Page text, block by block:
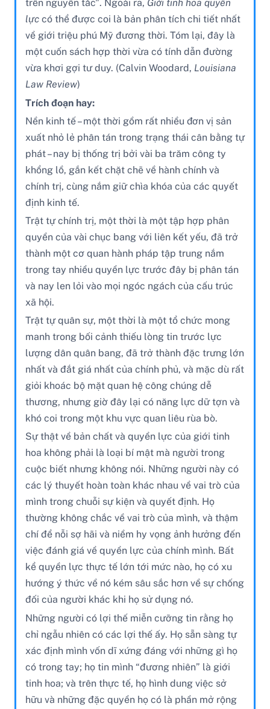
trên nguyên tắc". Ngoài ra, Giới tinh hoa quyền
lựccó thể được coi là bản phân tích chi tiết nhất
về giới triệu phú Mỹ đương thời. Tóm lại, đây là
một cuốn sách hợp thời vừa có tính dẫn đường
vừa khơi gợi tư duy. (Calvin Woodard, Louisiana
Law Review)
Trích đoạn hay:
Nền kinh tế – một thời gồm rất nhiều đơn vị sản
xuất nhỏ lẻ phân tán trong trạng thái cân bằng tự
phát – nay bị thống trị bởi vài ba trăm công ty
khổng lồ, gắn kết chặt chẽ về hành chính và
chính trị, cùng nắm giữ chìa khóa của các quyết
định kinh tế.
Trật tự chính trị, một thời là một tập hợp phân
quyền của vài chục bang với liên kết yếu, đã trở
thành một cơ quan hành pháp tập trung nắm
trong tay nhiều quyền lực trước đây bị phân tán
và nay len lỏi vào mọi ngóc ngách của cấu trúc
xã hội.
Trật tự quân sự, một thời là một tổ chức mong
manh trong bối cảnh thiếu lòng tin trước lực
lượng dân quân bang, đã trở thành đặc trưng lớn
nhất và đắt giá nhất của chính phủ, và mặc dù rất
giỏi khoác bộ mặt quan hệ công chúng dễ
thương, nhưng giờ đây lại có năng lực dữ tợn và
khó coi trong một khu vực quan liêu rùa bò.
Sự thật về bản chất và quyền lực của giới tinh
hoa không phải là loại bí mật mà người trong
cuộc biết nhưng không nói. Những người này có
các lý thuyết hoàn toàn khác nhau về vai trò của
mình trong chuỗi sự kiện và quyết định. Họ
thường không chắc về vai trò của mình, và thậm
chí để nỗi sợ hãi và niềm hy vọng ảnh hưởng đến
việc đánh giá về quyền lực của chính mình. Bất
kể quyền lực thực tế lớn tới mức nào, họ có xu
hướng ý thức về nó kém sâu sắc hơn về sự chống
đối của người khác khi họ sử dụng nó.
Những người có lợi thế miễn cưỡng tin rằng họ
chỉ ngẫu nhiên có các lợi thế ấy. Họ sẵn sàng tự
xác định mình vốn dĩ xứng đáng với những gì họ
có trong tay; họ tin mình “đương nhiên” là giới
tinh hoa; và trên thực tế, họ hình dung việc sở
hữu và những đặc quyền họ có là phần mở rộng